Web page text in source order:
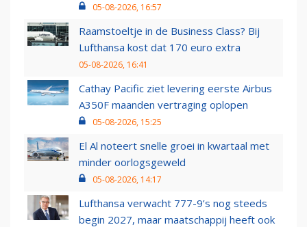
05-08-2026, 16:57
Raamstoeltje in de Business Class? Bij
Lufthansa kost dat 170 euro extra
05-08-2026, 16:41
Cathay Pacific ziet levering eerste Airbus
A350F maanden vertraging oplopen
05-08-2026, 15:25
El Al noteert snelle groei in kwartaal met
minder oorlogsgeweld
05-08-2026, 14:17
Lufthansa verwacht 777-9’s nog steeds
begin 2027, maar maatschappij heeft ook